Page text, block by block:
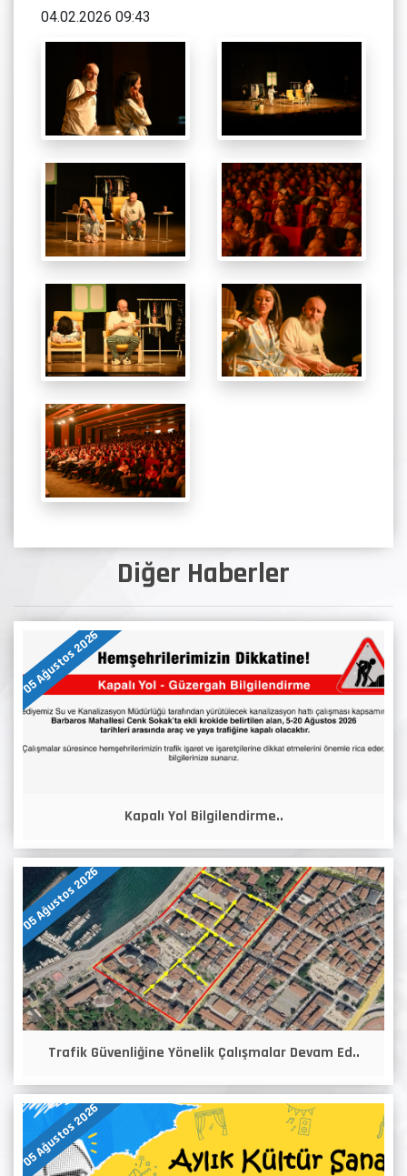
Diğer Haberler
05 Ağustos 2026
Kapalı Yol Bilgilendirme..
05 Ağustos 2026
Trafik Güvenliğine Yönelik Çalışmalar Devam Ed..
05 Ağustos 2026
04.02.2026 09:43